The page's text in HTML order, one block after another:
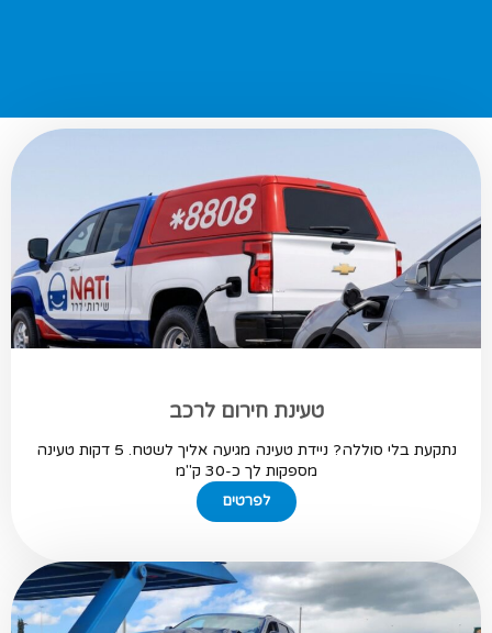
טעינת חירום לרכב
נתקעת בלי סוללה? ניידת טעינה מגיעה אליך לשטח. 5 דקות טעינה
מספקות לך כ-30 ק"מ
לפרטים